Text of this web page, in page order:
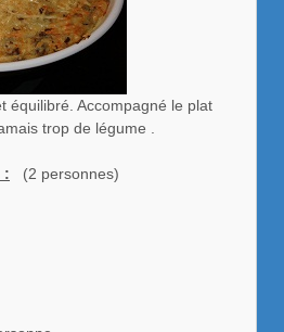
équilibré. Accompagné le plat
trop de légume .
:
(2 personnes)